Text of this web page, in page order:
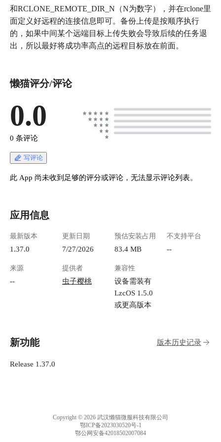
和RCLONE_REMOTE_DIR_N（N为数字），并在rclone里
面定义好远程的连接信息即可。备份上传是按顺序执行
的，如果中间某个远端目标上传失败会导致后续的任务退
出，所以最好将成功率高点的远程目标放在前面。
懒猫评分/评论
0.0
0 条评论
写评论
此 App 尚未收到足够的评分或评论，无法显示评论列表。
应用信息
最新版本
1.37.0
更新日期
7/27/2026
预估安装占用
83.4 MB
不支持平台
--
来源
--
提供者
虫子樱桃
兼容性
设备需装有
LzcOS 1.5.0
或更高版本
新功能 版本历史记录
Release 1.37.0
Copyright © 2026 武汉懒猫微服科技有限公司
鄂ICP备2023030520号-1
鄂公网安备42018502007084